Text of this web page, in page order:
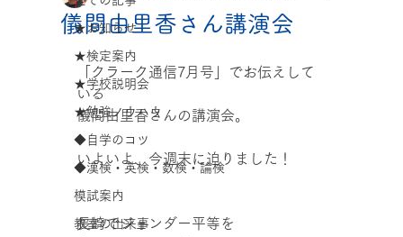
★お知らせ
★検定案内
★学校説明会
★勉強ノウハウ
◆自学のコツ
◆漢検・英検・数検・論検
模試案内
教室の出来事
儀間由里香さん講演会
「クラーク通信7月号」でお伝えして
いる
儀間由里香さんの講演会。
いよいよ、今週末に迫りました！
長崎でジェンダー平等を